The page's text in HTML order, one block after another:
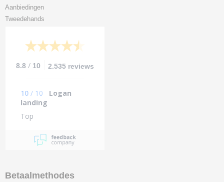
Aanbiedingen
Tweedehands
8.8 / 10 2.535 reviews
10 / 10
Logan
landing
Top
Betaalmethodes